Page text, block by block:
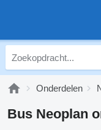
Onderdelen
Bus Neoplan